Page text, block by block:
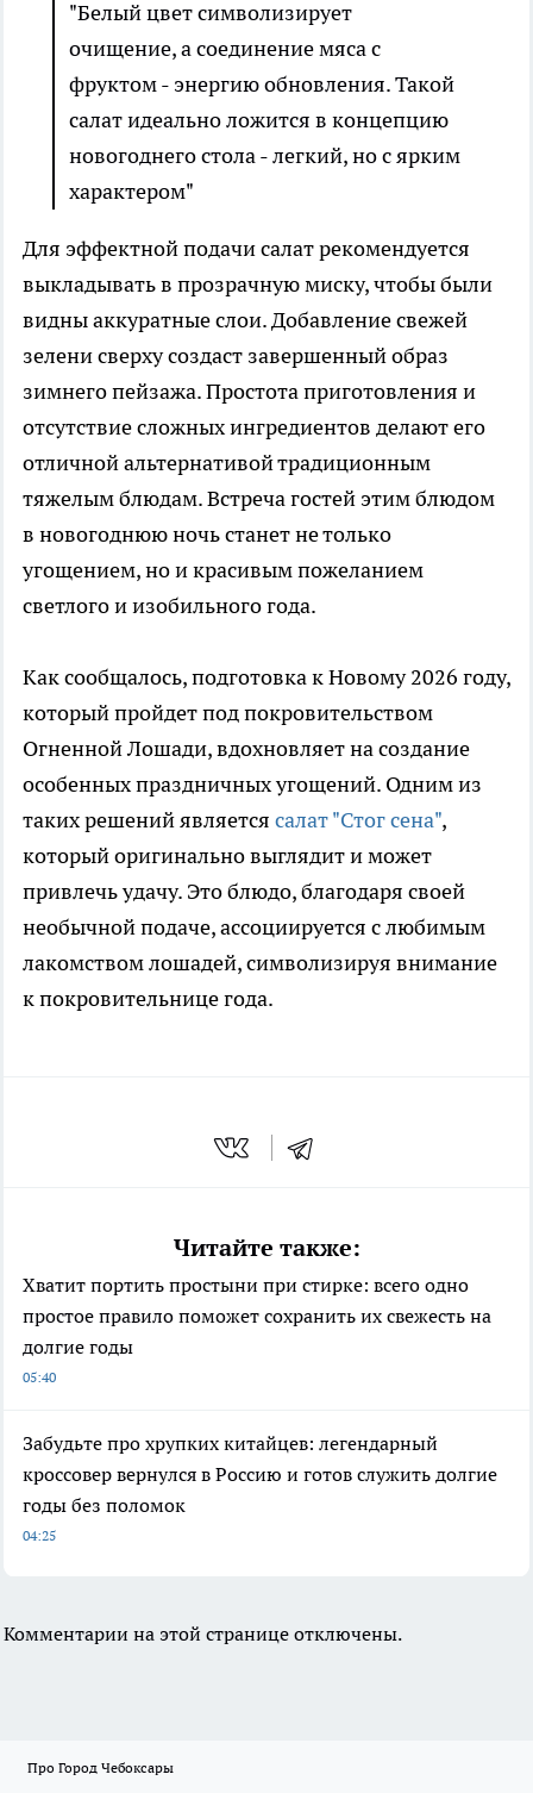
"Белый цвет символизирует
очищение, а соединение мяса с
фруктом - энергию обновления. Такой
салат идеально ложится в концепцию
новогоднего стола - легкий, но с ярким
характером"
Для эффектной подачи салат рекомендуется
выкладывать в прозрачную миску, чтобы были
видны аккуратные слои. Добавление свежей
зелени сверху создаст завершенный образ
зимнего пейзажа. Простота приготовления и
отсутствие сложных ингредиентов делают его
отличной альтернативой традиционным
тяжелым блюдам. Встреча гостей этим блюдом
в новогоднюю ночь станет не только
угощением, но и красивым пожеланием
светлого и изобильного года.
Как сообщалось, подготовка к Новому 2026 году,
который пройдет под покровительством
Огненной Лошади, вдохновляет на создание
особенных праздничных угощений. Одним из
таких решений является салат "Стог сена",
который оригинально выглядит и может
привлечь удачу. Это блюдо, благодаря своей
необычной подаче, ассоциируется с любимым
лакомством лошадей, символизируя внимание
к покровительнице года.
Читайте также:
Хватит портить простыни при стирке: всего одно
простое правило поможет сохранить их свежесть на
долгие годы
05:40
Забудьте про хрупких китайцев: легендарный
кроссовер вернулся в Россию и готов служить долгие
годы без поломок
04:25
Комментарии на этой странице отключены.
Про Город Чебоксары